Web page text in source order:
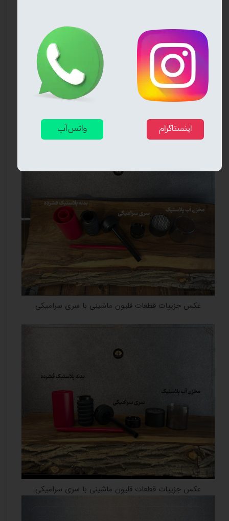
مرجع تخصصی فروش قلیان لوکس و مسافرتی
در ایران است. با خرید قلیان ماشینی از دود مارکت،
می‌توانید ازضمانت کیفیت، تنوع مدل‌ها و ارسال سریع
برخوردار شوید.
قیمت، مشخصات فنی، عکس و فیلم معرفی محصول
پایین همین صفحه ببینید.
سفرهای تو.
عکس جزییات قطعات قلیون ماشینی با سری سرامیکی
عکس جزییات قطعات قلیون ماشینی با سری سرامیکی
واتس آپ اینستاگرام